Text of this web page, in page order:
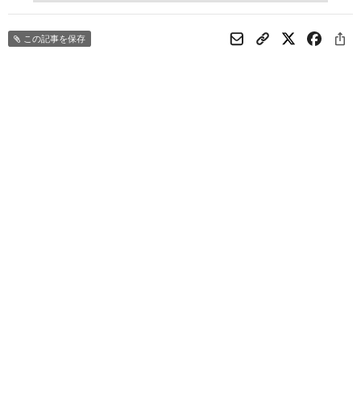
この記事を保存